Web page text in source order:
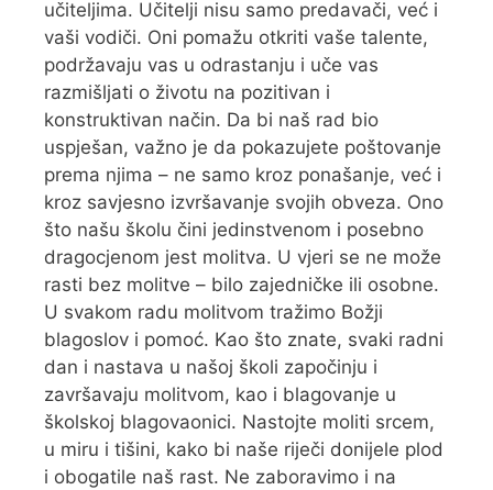
učiteljima. Učitelji nisu samo predavači, već i
vaši vodiči. Oni pomažu otkriti vaše talente,
podržavaju vas u odrastanju i uče vas
razmišljati o životu na pozitivan i
konstruktivan način. Da bi naš rad bio
uspješan, važno je da pokazujete poštovanje
prema njima – ne samo kroz ponašanje, već i
kroz savjesno izvršavanje svojih obveza. Ono
što našu školu čini jedinstvenom i posebno
dragocjenom jest molitva. U vjeri se ne može
rasti bez molitve – bilo zajedničke ili osobne.
U svakom radu molitvom tražimo Božji
blagoslov i pomoć. Kao što znate, svaki radni
dan i nastava u našoj školi započinju i
završavaju molitvom, kao i blagovanje u
školskoj blagovaonici. Nastojte moliti srcem,
u miru i tišini, kako bi naše riječi donijele plod
i obogatile naš rast. Ne zaboravimo i na